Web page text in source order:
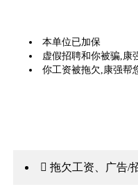
本单位已加保
虚假招聘和你被骗,康
你工资被拖欠,康强帮
 拖欠工资、广告/